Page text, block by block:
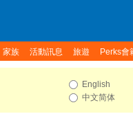
家族 活動訊息 旅遊 Perks會
English
中文简体